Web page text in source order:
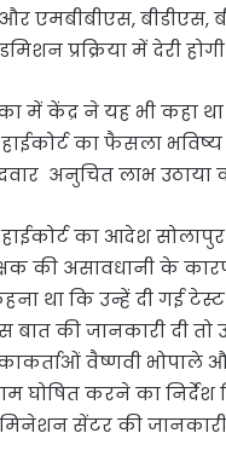
और एमबीबीएस,
प्रक्रिया में देरी
में केंद्र ने यह भी कहा
हाईकोर्ट का फैसला
अनुचित लाभ उठाया
हाईकोर्ट का आदेश
की असावधानी के
था कि उन्हें दी गई
बात की जानकारी दी
वैष्णवी
घोषित करने का निर्देश
सेंटर की